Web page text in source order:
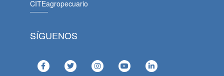
CITEagropecuario
SÍGUENOS